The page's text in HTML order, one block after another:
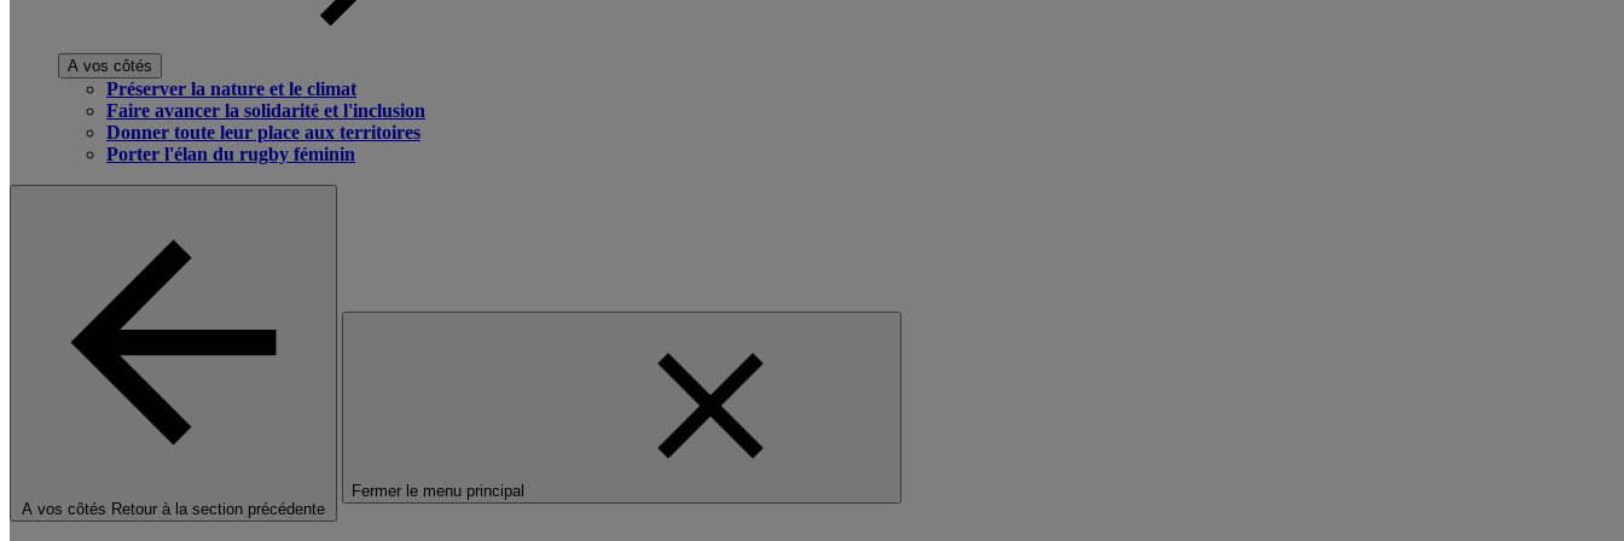
A vos côtés
Préserver la nature et le climat
Faire avancer la solidarité et l'inclusion
Donner toute leur place aux territoires
Porter l'élan du rugby féminin
A vos côtés Retour à la section précédente
Fermer le menu principal